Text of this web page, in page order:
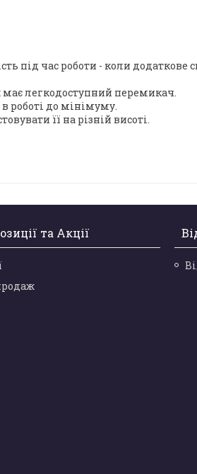
під час роботи - коли додаткове
легкодоступний перемикач.
роботі до мінімуму.
її на різній висоті.
та Акції